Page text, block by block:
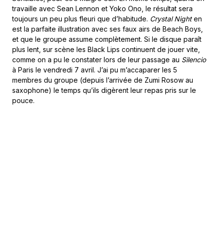
travaille avec Sean Lennon et Yoko Ono, le résultat sera
toujours un peu plus fleuri que d’habitude. Crystal Nighten
est la parfaite illustration avec ses faux airs de Beach Boys,
et que le groupe assume complètement. Si le disque paraît
plus lent, sur scène les Black Lips continuent de jouer vite,
comme on a pu le constater lors de leur passage au Silencio
à Paris le vendredi 7 avril. J’ai pu m’accaparer les 5
membres du groupe (depuis l’arrivée de Zumi Rosow au
saxophone) le temps qu’ils digèrent leur repas pris sur le
pouce.